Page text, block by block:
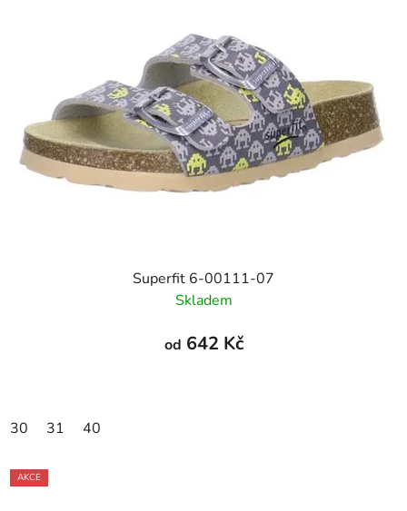
Superfit 6-00111-07
Skladem
od 642 Kč
30 31 40
AKCE